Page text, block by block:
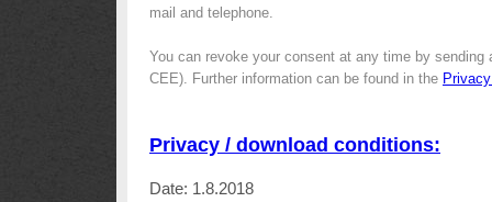
mail and telephone.
You can revoke your consent at any time by sending
CEE). Further information can be found in the
Privacy / download conditions:
Date: 1.8.2018